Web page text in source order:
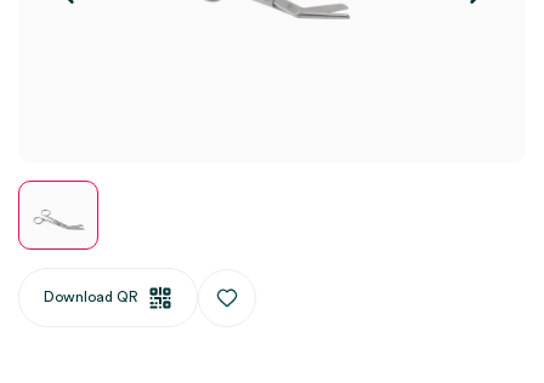
Download QR